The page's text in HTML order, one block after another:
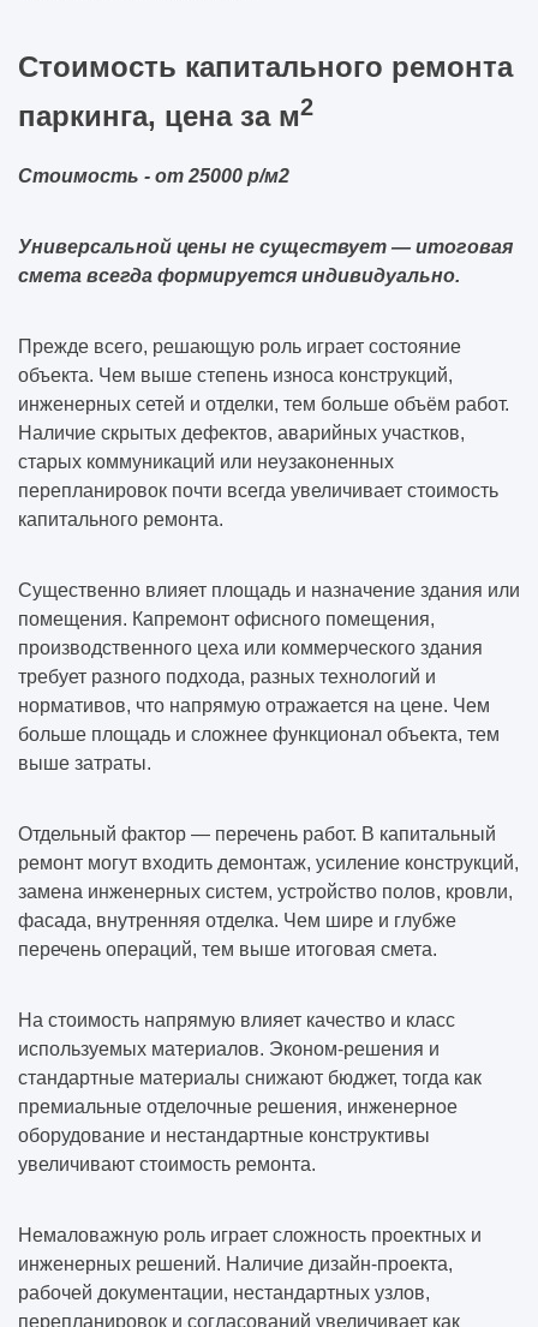
Стоимость капитального ремонта
паркинга, цена за м2
Стоимость - от 25000 р/м2
Универсальной цены не существует — итоговая
смета всегда формируется индивидуально.
Прежде всего, решающую роль играет состояние
объекта. Чем выше степень износа конструкций,
инженерных сетей и отделки, тем больше объём работ.
Наличие скрытых дефектов, аварийных участков,
старых коммуникаций или неузаконенных
перепланировок почти всегда увеличивает стоимость
капитального ремонта.
Существенно влияет площадь и назначение здания или
помещения. Капремонт офисного помещения,
производственного цеха или коммерческого здания
требует разного подхода, разных технологий и
нормативов, что напрямую отражается на цене. Чем
больше площадь и сложнее функционал объекта, тем
выше затраты.
Отдельный фактор — перечень работ. В капитальный
ремонт могут входить демонтаж, усиление конструкций,
замена инженерных систем, устройство полов, кровли,
фасада, внутренняя отделка. Чем шире и глубже
перечень операций, тем выше итоговая смета.
На стоимость напрямую влияет качество и класс
используемых материалов. Эконом-решения и
стандартные материалы снижают бюджет, тогда как
премиальные отделочные решения, инженерное
оборудование и нестандартные конструктивы
увеличивают стоимость ремонта.
Немаловажную роль играет сложность проектных и
инженерных решений. Наличие дизайн-проекта,
рабочей документации, нестандартных узлов,
перепланировок и согласований увеличивает как